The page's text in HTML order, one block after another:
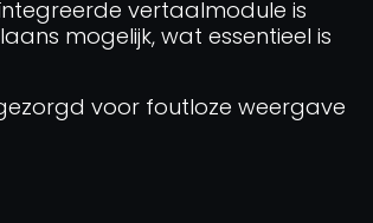
vertaalmodule is
mogelijk, wat essentieel is
voor foutloze weergave